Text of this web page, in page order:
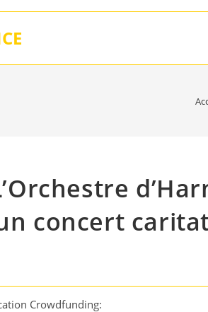
concert
Crowdfunding: